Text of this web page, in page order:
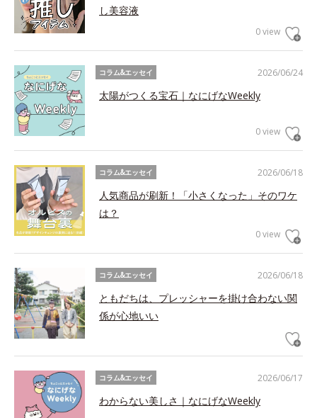
し美容液
0 view
2026/06/24
コラム&エッセイ
太陽がつくる宝石｜なにげなWeekly
0 view
2026/06/18
コラム&エッセイ
人気商品が刷新！「小さくなった」そのワケ
は？
0 view
2026/06/18
コラム&エッセイ
ともだちは、プレッシャーを掛け合わない関
係が心地いい
2026/06/17
コラム&エッセイ
わからない美しさ｜なにげなWeekly